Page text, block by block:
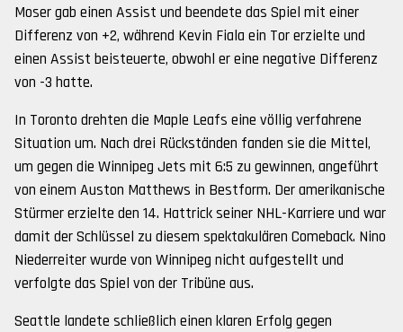
Moser gab einen Assist und beendete das Spiel mit einer
Differenz von +2, während Kevin Fiala ein Tor erzielte und
einen Assist beisteuerte, obwohl er eine negative Differenz
von -3 hatte.
In Toronto drehten die Maple Leafs eine völlig verfahrene
Situation um. Nach drei Rückständen fanden sie die Mittel,
um gegen die Winnipeg Jets mit 6:5 zu gewinnen, angeführt
von einem Auston Matthews in Bestform. Der amerikanische
Stürmer erzielte den 14. Hattrick seiner NHL-Karriere und war
damit der Schlüssel zu diesem spektakulären Comeback. Nino
Niederreiter wurde von Winnipeg nicht aufgestellt und
verfolgte das Spiel von der Tribüne aus.
Seattle landete schließlich einen klaren Erfolg gegen